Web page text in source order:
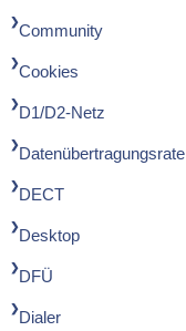
Community
Cookies
D1/D2-Netz
Datenübertragungsrate
DECT
Desktop
DFÜ
Dialer